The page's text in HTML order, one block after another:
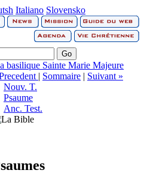
Italiano Slovensko
basilique Sainte Marie Majeure
| Sommaire | Suivant »
Nouv. T.
Psaume
Anc. Test.